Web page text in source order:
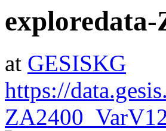
at GESISKG
https://